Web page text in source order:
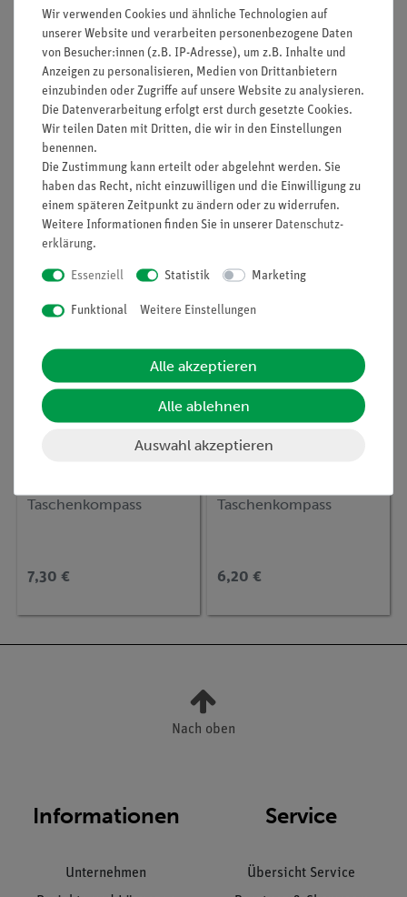
Artikel-Nr.:06314-01
Magnetnadel, l = 100
mm, 10 Stk.
24,00 €
Zeichenkompass, 1
Stück
Taschenkompass
7,30 €
Taschenkompass
6,20 €
Nach oben
Informationen
Unternehmen
Service
Übersicht Service
Wir verwenden Cookies und ähnliche Technologien auf
unserer Website und verarbeiten personenbezogene Daten
von Besucher:innen (z.B. IP-Adresse), um z.B. Inhalte und
Anzeigen zu personalisieren, Medien von Drittanbietern
einzubinden oder Zugriffe auf unsere Website zu analysieren.
Die Datenverarbeitung erfolgt erst durch gesetzte Cookies.
Wir teilen Daten mit Dritten, die wir in den Einstellungen
benennen.
Die Zustimmung kann erteilt oder abgelehnt werden. Sie
haben das Recht, nicht einzuwilligen und die Einwilligung zu
einem späteren Zeitpunkt zu ändern oder zu widerrufen.
Weitere Informationen finden Sie in unserer Daten­schutz­
erklärung.
Essenziell Statistik Marketing
Funktional Weitere Einstellungen
Alle akzeptieren
Alle ablehnen
Auswahl akzeptieren